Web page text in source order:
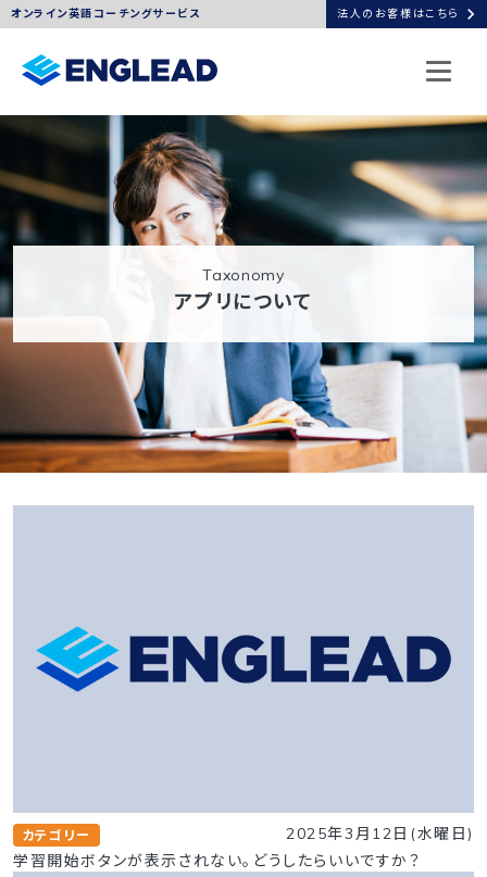
オンライン英語コーチングサービス 法人のお客様はこちら chevron_right
Taxonomy
アプリについて
カテゴリー
2025年3月12日(水曜日)
学習開始ボタンが表示されない。どうしたらいいですか？